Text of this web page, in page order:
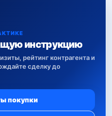
инструкцию
рейтинг контрагента и
сделку до
покупки